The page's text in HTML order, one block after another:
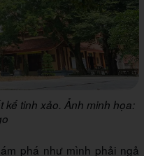
kế tinh xảo. Ảnh minh họa:
phá như mình phải ngả